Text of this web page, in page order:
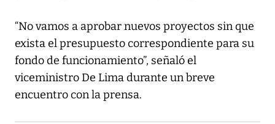
“No vamos a aprobar nuevos proyectos sin que
exista el presupuesto correspondiente para su
fondo de funcionamiento”, señaló el
viceministro De Lima durante un breve
encuentro con la prensa.